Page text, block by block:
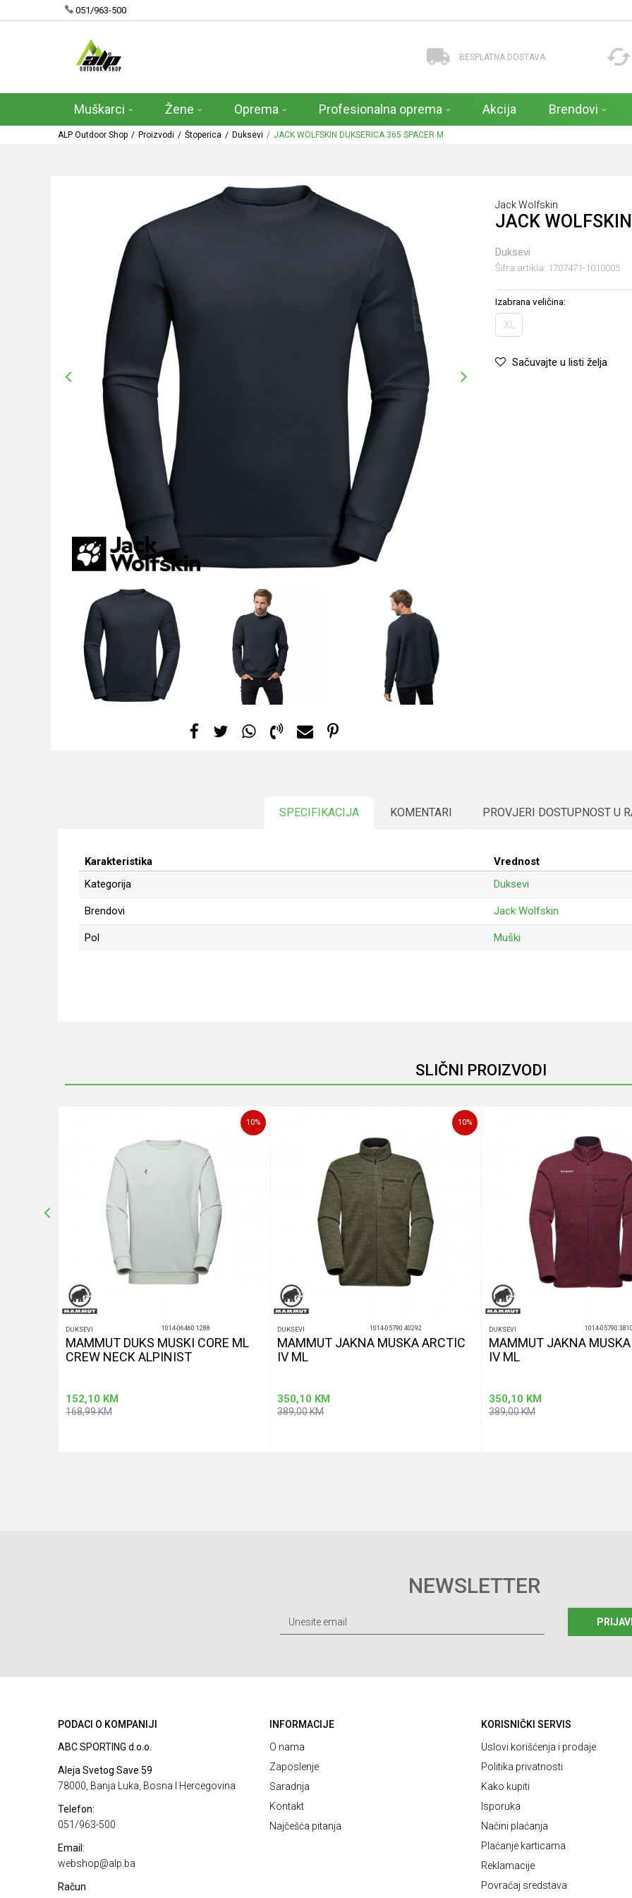
051/963-500
BESPLATNA DOSTAVA
Muškarci Žene Oprema Profesionalna oprema Akcija Brendovi
ALP Outdoor Shop Proizvodi Štoperica Duksevi JACK WOLFSKIN DUKSERICA 365 SPACER M
Jack Wolfskin
JACK
Duksevi
Šifra artikla: 1707471-1010005
Izabrana veličina:
XL
Sačuvajte u listi želja
SPECIFIKACIJA KOMENTARI PROVJERI DOSTUPNOST U
Karakteristika
Vrednost
Kategorija
Duksevi
Brendovi Jack Wolfskin
Pol Muški
POŠALJI
SLIČNI PROIZVODI
10%
DUKSEVI 1014-06460 1288
MAMMUT DUKS MUSKI CORE ML
CREW NECK ALPINIST
152,10 KM
168,99KM
10%
DUKSEVI 1014-05790 40292
MAMMUT JAKNA MUSKA ARCTIC
IV ML
350,10 KM
389,00KM
DUKSEVI 1014-05790 3810
MAMMUT JAKNA
IV ML
350,10 KM
389,00KM
NEWSLETTER
PODACI O KOMPANIJI
ABC SPORTING d.o.o.
Aleja Svetog Save 59
78000, Banja Luka, Bosna I Hercegovina
Telefon:
051/963-500
Email:
webshop@alp.ba
Račun
INFORMACIJE
O nama
Zaposlenje
Saradnja
Kontakt
Najčešća pitanja
KORISNIČKI SERVIS
Uslovi korišćenja i prodaje
Politika privatnosti
Kako kupiti
Isporuka
Načini plaćanja
Plaćanje karticama
Reklamacije
Povraćaj sredstava